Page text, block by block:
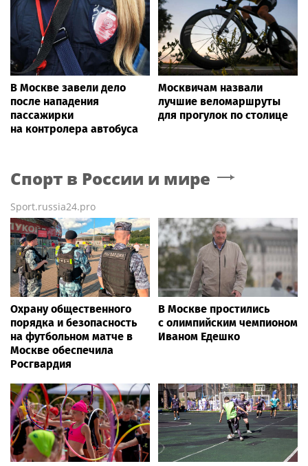
В Москве завели дело
после нападения
пассажирки
на контролера автобуса
Москвичам назвали
лучшие веломаршруты
для прогулок по столице
Спорт в России и мире
Sport.russia24.pro
Охрану общественного
порядка и безопасность
на футбольном матче в
Москве обеспечила
Росгвардия
В Москве простились
с олимпийским чемпионом
Иваном Едешко